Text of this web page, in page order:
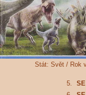
Stát: Svět / Rok
5.